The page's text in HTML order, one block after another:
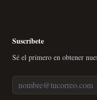
Suscríbete
Sé el primero en obtener
Correo Electrónico